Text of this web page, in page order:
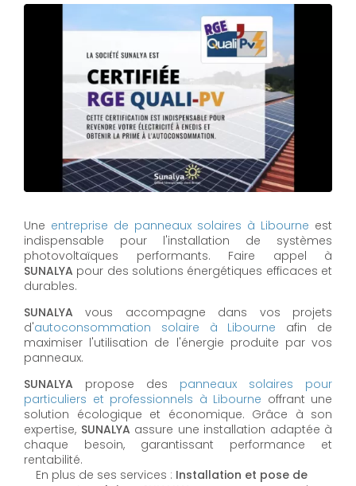
Une entreprise de panneaux solaires à Libourne est
indispensable pour l'installation de systèmes
photovoltaïques performants. Faire appel à
SUNALYA pour des solutions énergétiques efficaces et
durables.
SUNALYA vous accompagne dans vos projets
d'autoconsommation solaire à Libourne afin de
maximiser l'utilisation de l'énergie produite par vos
panneaux.
SUNALYA propose des panneaux solaires pour
particuliers et professionnels à Libourne offrant une
solution écologique et économique. Grâce à son
expertise, SUNALYA assure une installation adaptée à
chaque besoin, garantissant performance et
rentabilité.
En plus de ses services : Installation et pose de